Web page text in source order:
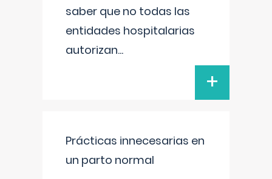
saber que no todas las
entidades hospitalarias
autorizan...
+
Prácticas innecesarias en
un parto normal